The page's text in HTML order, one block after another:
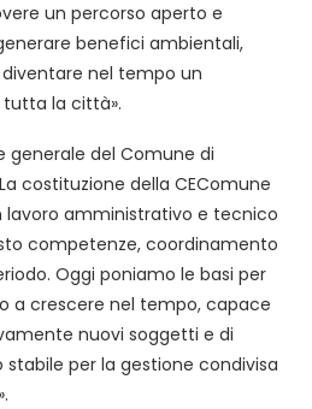
un percorso aperto e
benefici ambientali,
nel tempo un
la città».
generale del Comune di
costituzione della CEComune
lavoro amministrativo e tecnico
competenze, coordinamento
Oggi poniamo le basi per
a crescere nel tempo, capace
nuovi soggetti e di
per la gestione condivisa